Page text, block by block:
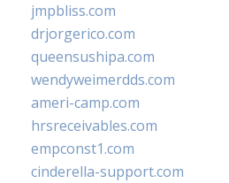
jmpbliss.com
drjorgerico.com
queensushipa.com
wendyweimerdds.com
ameri-camp.com
hrsreceivables.com
empconst1.com
cinderella-support.com